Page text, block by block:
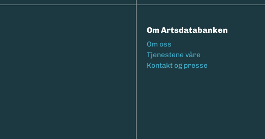
Om Artsdatabanken
Footermeny
Om oss
Tjenestene våre
Kontakt og presse